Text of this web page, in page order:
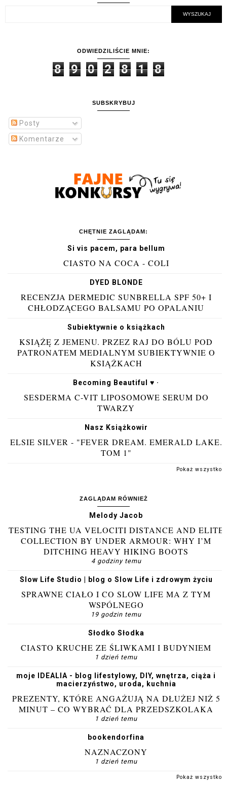
ODWIEDZILIŚCIE MNIE:
8 9 0 2 8 1 8
SUBSKRYBUJ
Posty
Komentarze
CHĘTNIE ZAGLĄDAM:
Si vis pacem, para bellum
CIASTO NA COCA - COLI
DYED BLONDE
RECENZJA DERMEDIC SUNBRELLA SPF 50+ I
CHŁODZĄCEGO BALSAMU PO OPALANIU
Subiektywnie o książkach
KSIĄŻĘ Z JEMENU. PRZEZ RAJ DO BÓLU POD
PATRONATEM MEDIALNYM SUBIEKTYWNIE O
KSIĄŻKACH
Becoming Beautiful ♥ ·
SESDERMA C-VIT LIPOSOMOWE SERUM DO
TWARZY
Nasz Książkowir
ELSIE SILVER - "FEVER DREAM. EMERALD LAKE.
TOM 1"
Pokaż wszystko
ZAGLĄDAM RÓWNIEŻ
Melody Jacob
TESTING THE UA VELOCITI DISTANCE AND ELITE
COLLECTION BY UNDER ARMOUR: WHY I’M
DITCHING HEAVY HIKING BOOTS
4 godziny temu
Slow Life Studio | blog o Slow Life i zdrowym życiu
SPRAWNE CIAŁO I CO SLOW LIFE MA Z TYM
WSPÓLNEGO
19 godzin temu
Słodko Słodka
CIASTO KRUCHE ZE ŚLIWKAMI I BUDYNIEM
1 dzień temu
moje IDEALIA - blog lifestylowy, DIY, wnętrza, ciąża i
macierzyństwo, uroda, kuchnia
PREZENTY, KTÓRE ANGAŻUJĄ NA DŁUŻEJ NIŻ 5
MINUT – CO WYBRAĆ DLA PRZEDSZKOLAKA
1 dzień temu
bookendorfina
NAZNACZONY
1 dzień temu
Pokaż wszystko